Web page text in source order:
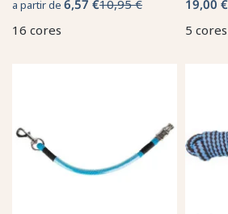
a partir de 6,57 €10,95 €
16 cores
19,00 €
5 cores